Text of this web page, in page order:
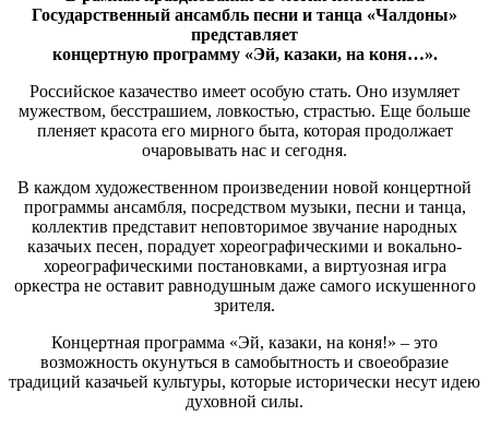
Государственный ансамбль песни и танца «Чалдоны»
представляет
концертную программу «Эй, казаки, на коня…».
Российское казачество имеет особую стать. Оно изумляет
мужеством, бесстрашием, ловкостью, страстью. Еще больше
пленяет красота его мирного быта, которая продолжает
очаровывать нас и сегодня.
В каждом художественном произведении новой концертной
программы ансамбля, посредством музыки, песни и танца,
коллектив представит неповторимое звучание народных
казачьих песен, порадует хореографическими и вокально-
хореографическими постановками, а виртуозная игра
оркестра не оставит равнодушным даже самого искушенного
зрителя.
Концертная программа «Эй, казаки, на коня!» – это
возможность окунуться в самобытность и своеобразие
традиций казачьей культуры, которые исторически несут идею
духовной силы.